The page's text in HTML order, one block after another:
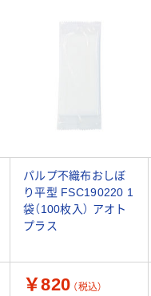
パルプ不織布おしぼ
り平型 FSC190220 1
袋（100枚入） アオト
プラス
￥820 （税込）